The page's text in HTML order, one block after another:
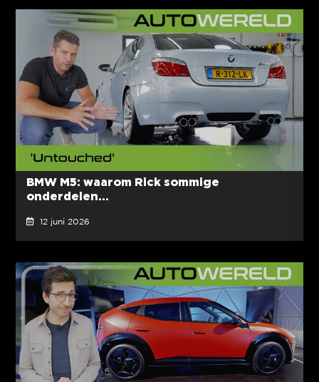
BMW M5: waarom Rick sommige
onderdelen...
12 juni 2026